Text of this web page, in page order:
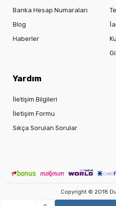
Banka Hesap Numaraları
Blog
Haberler
Yardım
İletişim Bilgileri
İletişim Formu
Sıkça Sorulan Sorular
Copyright © 2018